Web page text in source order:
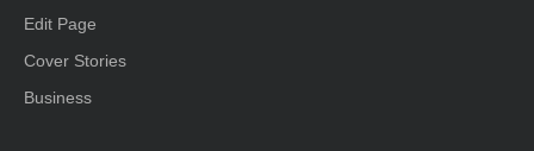
Edit Page
Cover Stories
Business